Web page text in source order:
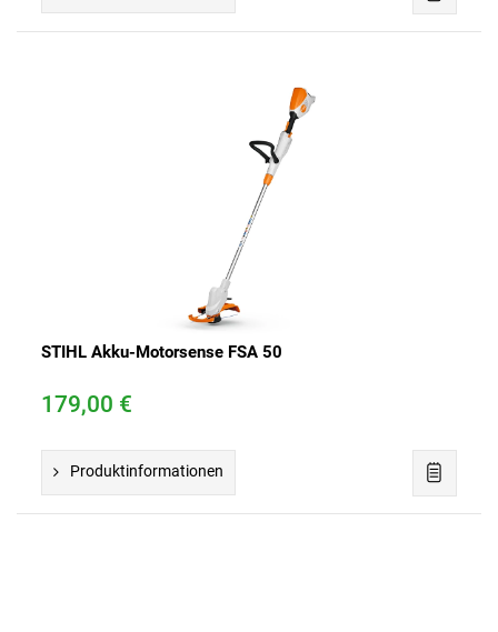
STIHL Akku-Motorsense FSA 50
179,00 €
Produktinformationen